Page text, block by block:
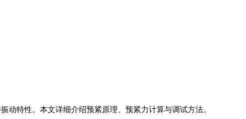
特性。本文详细介绍预紧原理、预紧力计算与调试方法。